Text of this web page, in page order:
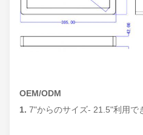
OEM/ODM
1. 7"からのサイズ- 21.5"利用で